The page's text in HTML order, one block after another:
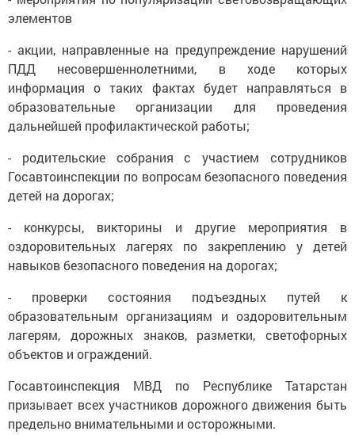
элементов
- акции, направленные на предупреждение нарушений
ПДД несовершеннолетними, в ходе которых
информация о таких фактах будет направляться в
образовательные организации для проведения
дальнейшей профилактической работы;
- родительские собрания с участием сотрудников
Госавтоинспекции по вопросам безопасного поведения
детей на дорогах;
- конкурсы, викторины и другие мероприятия в
оздоровительных лагерях по закреплению у детей
навыков безопасного поведения на дорогах;
- проверки состояния подъездных путей к
образовательным организациям и оздоровительным
лагерям, дорожных знаков, разметки, светофорных
объектов и ограждений.
Госавтоинспекция МВД по Республике Татарстан
призывает всех участников дорожного движения быть
предельно внимательными и осторожными.